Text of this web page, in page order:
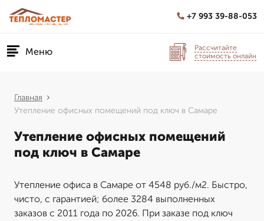
+7 993 39-88-053
Меню
Рассчитайте
стоимость онлайн
Главная
Утепление офисных помещений под ключ в Самаре
Утепление офисных помещений
под ключ в Самаре
Утепление офиса в Самаре от 4548 руб./м2. Быстро,
чисто, с гарантией; более 3284 выполненных
заказов с 2011 года по 2026. При заказе под ключ